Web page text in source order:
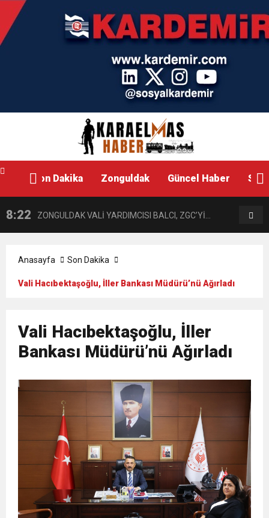
Son Dakika Zonguldak Güncel Haber
8:22 ZONGULDAK VALİ YARDIMCISI BALCI, ZGC’Yİ
Anasayfa Son Dakika
Vali Hacıbektaşoğlu, İller Bankası Müdürü’nü Ağırladı
Vali Hacıbektaşoğlu, İller
Bankası Müdürü’nü Ağırladı